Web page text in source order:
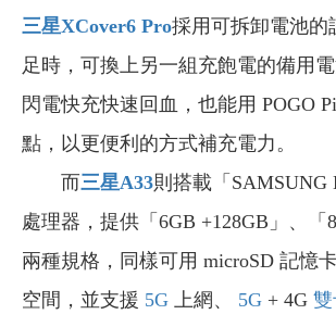
三星XCover6 Pro採用可拆卸電池的
足時，可換上另一組充飽電的備用
閃電快充快速回血，也能用 POGO
點，以更便利的方式補充電力。
而三星A33則搭載「SAMSUNG
處理器，提供「6GB +128GB」、「
兩種規格，同樣可用 microSD 記憶
空間，並支援 5G 上網、 5G + 4G